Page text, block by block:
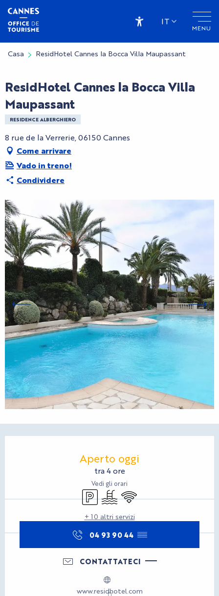
Aller
contenu
principal
MENU
Accessibilité
IT
Casa ResidHotel Cannes la Bocca Villa Maupassant
ResidHotel Cannes la Bocca Villa
Maupassant
RESIDENCE ALBERGHIERO
8 rue de la Verrerie, 06150 Cannes
Come arrivare
Vado in treno!
Condividere
Aperto oggi
tra 4 ore
Vedi gli orari
ParcheggioPiscinaWi-Fi
+ 10 altri servizi
04 93 90 44 ▒▒
CONTATTATECI
www.residhotel.com